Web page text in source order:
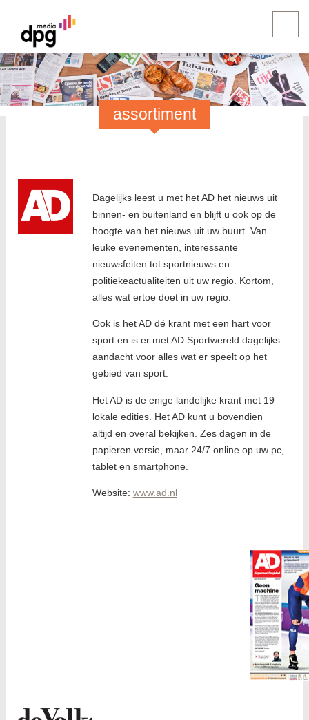
assortiment
Dagelijks leest u met het AD het nieuws uit
binnen- en buitenland en blijft u ook op de
hoogte van het nieuws uit uw buurt. Van
leuke evenementen, interessante
nieuwsfeiten tot sportnieuws en
politiekeactualiteiten uit uw regio. Kortom,
alles wat ertoe doet in uw regio.
Ook is het AD dé krant met een hart voor
sport en is er met AD Sportwereld dagelijks
aandacht voor alles wat er speelt op het
gebied van sport.
Het AD is de enige landelijke krant met 19
lokale edities. Het AD kunt u bovendien
altijd en overal bekijken. Zes dagen in de
papieren versie, maar 24/7 online op uw pc,
tablet en smartphone.
Website: www.ad.nl